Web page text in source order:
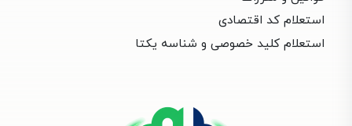
استعلام کد اقتصادی
استعلام کلید خصوصی و شناسه یکتا